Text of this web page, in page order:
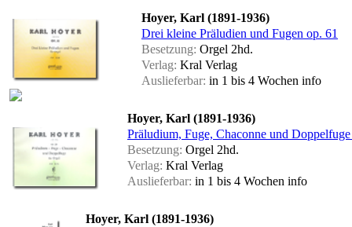
Hoyer, Karl (1891-1936)
Drei kleine Präludien und Fugen op. 61
Besetzung: Orgel 2hd.
Verlag: Kral Verlag
Auslieferbar: in 1 bis 4 Wochen info
Hoyer, Karl (1891-1936)
Präludium, Fuge, Chaconne und
Besetzung: Orgel 2hd.
Verlag: Kral Verlag
Auslieferbar: in 1 bis 4 Wochen info
Hoyer, Karl (1891-1936)